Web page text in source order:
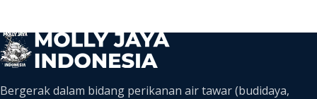
Bergerak dalam bidang perikanan air tawar (budidaya,